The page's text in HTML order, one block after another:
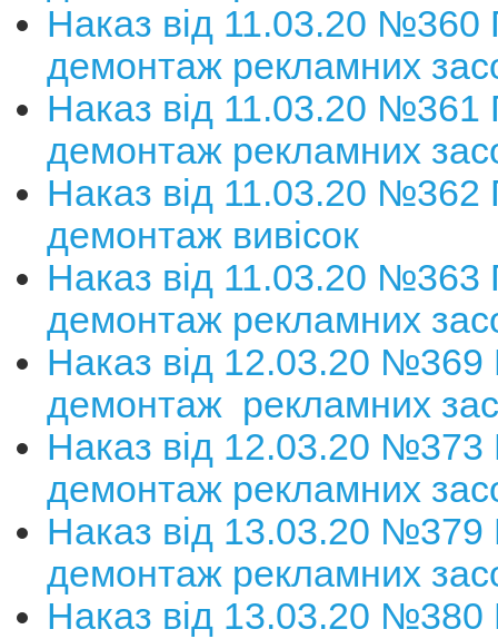
Наказ від 11.03.20 №360
демонтаж рекламних
Наказ від 11.03.20 №361
демонтаж рекламних
Наказ від 11.03.20 №362
демонтаж вивісок
Наказ від 11.03.20 №363
демонтаж рекламних
Наказ від 12.03.20 №369
демонтаж рекламних
Наказ від 12.03.20 №373
демонтаж рекламних
Наказ від 13.03.20 №379
демонтаж рекламних
Наказ від 13.03.20 №380